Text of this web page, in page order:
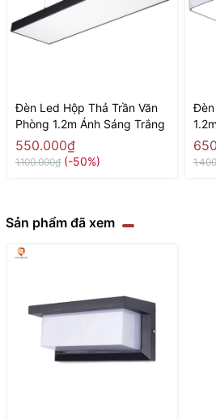
Đèn Led Hộp Thả Trần Văn
Phòng 1.2m Ánh Sáng Trắng
550.000₫
1.100.000₫ (-50%)
Đèn
Góc
Sản phẩm đã xem